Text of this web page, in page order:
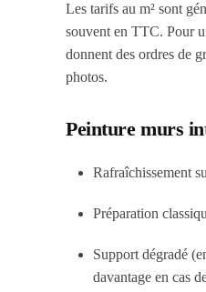
Les tarifs au m² sont
souvent en TTC. Pour
donnent des ordres de
photos.
Peinture murs
Rafraîchissement
Préparation
Support dégradé
davantage en cas